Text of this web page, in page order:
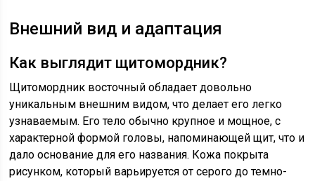
Внешний вид и адаптация
Как выглядит щитомордник?
Щитомордник восточный обладает довольно
уникальным внешним видом, что делает его легко
узнаваемым. Его тело обычно крупное и мощное, с
характерной формой головы, напоминающей щит, что и
дало основание для его названия. Кожа покрыта
рисунком, который варьируется от серого до темно-